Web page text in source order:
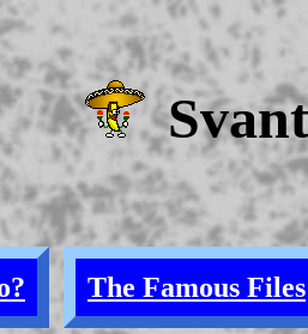
The Famous Files